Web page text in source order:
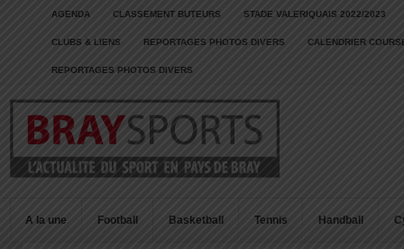
AGENDA CLASSEMENT BUTEURS STADE VALERIQUAIS 2022/2023
CLUBS & LIENS REPORTAGES PHOTOS DIVERS CALENDRIER
REPORTAGES PHOTOS DIVERS
A la une Football Basketball Tennis Handball